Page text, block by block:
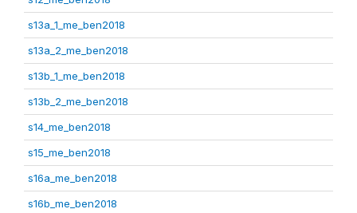
s13a_1_me_ben2018
s13a_2_me_ben2018
s13b_1_me_ben2018
s13b_2_me_ben2018
s14_me_ben2018
s15_me_ben2018
s16a_me_ben2018
s16b_me_ben2018